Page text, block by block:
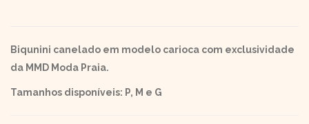
Biqunini canelado em modelo carioca com exclusividade
da MMD Moda Praia.
Tamanhos disponíveis: P, M e G